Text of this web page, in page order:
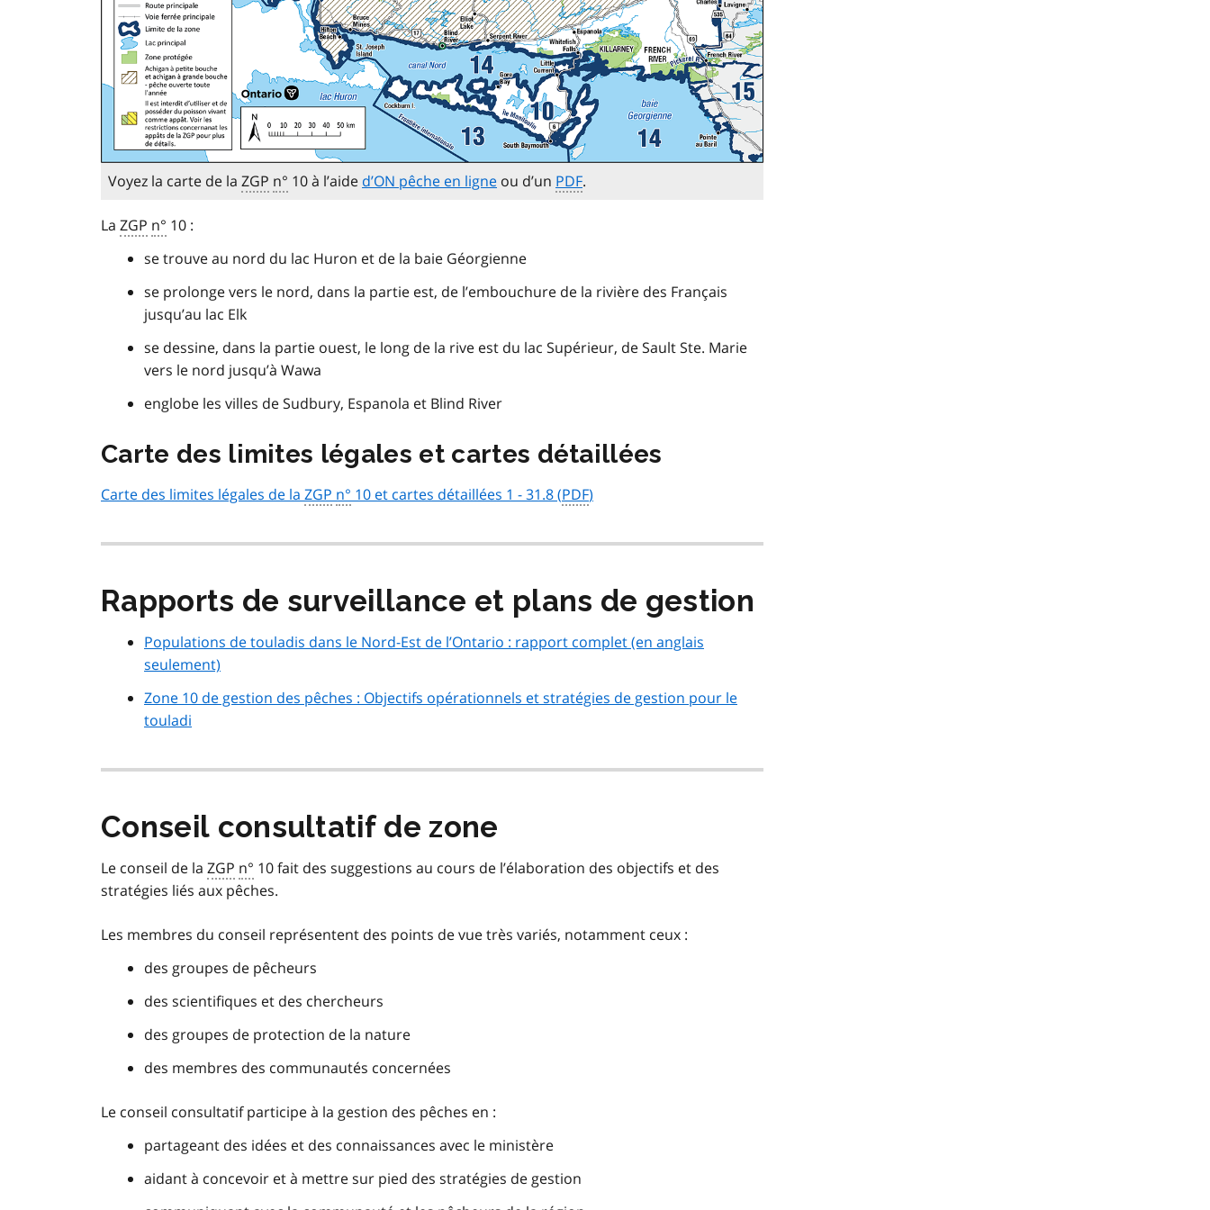
Voyez la carte de la ZGP n° 10 à l’aide d’ON pêche en ligne ou d’un PDF.
La ZGP n° 10 :
se trouve au nord du lac Huron et de la baie Géorgienne
se prolonge vers le nord, dans la partie est, de l’embouchure de la rivière des Français
jusqu’au lac Elk
se dessine, dans la partie ouest, le long de la rive est du lac Supérieur, de Sault Ste. Marie
vers le nord jusqu’à Wawa
englobe les villes de Sudbury, Espanola et Blind River
Carte des limites légales et cartes détaillées
Carte des limites légales de la ZGP n° 10 et cartes détaillées 1 - 31.8 (PDF)
Rapports de surveillance et plans de gestion
Populations de touladis dans le Nord-Est de l’Ontario : rapport complet (en anglais
seulement)
Zone 10 de gestion des pêches : Objectifs opérationnels et stratégies de gestion pour le
touladi
Conseil consultatif de zone
Le conseil de la ZGP n° 10 fait des suggestions au cours de l’élaboration des objectifs et des
stratégies liés aux pêches.
Les membres du conseil représentent des points de vue très variés, notamment ceux :
des groupes de pêcheurs
des scientifiques et des chercheurs
des groupes de protection de la nature
des membres des communautés concernées
Le conseil consultatif participe à la gestion des pêches en :
partageant des idées et des connaissances avec le ministère
aidant à concevoir et à mettre sur pied des stratégies de gestion